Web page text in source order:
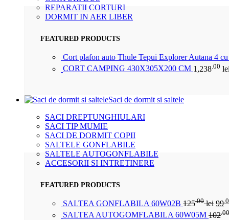
REPARATII CORTURI
DORMIT IN AER LIBER
FEATURED PRODUCTS
Cort plafon auto Thule Tepui Explorer Autana 4
CORT CAMPING 430X305X200 CM 1,238 .00
Saci de dormit si saltele
SACI DREPTUNGHIULARI
SACI TIP MUMIE
SACI DE DORMIT COPII
SALTELE GONFLABILE
SALTELE AUTOGONFLABILE
ACCESORII SI INTRETINERE
FEATURED PRODUCTS
SALTEA GONFLABILA 60W02B 125.00 lei 99
SALTEA AUTOGOMFLABILA 60W05M 102.00